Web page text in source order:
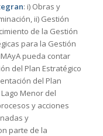
: i) Obras y
ii) Gestión
de la Gestión
para la Gestión
pueda contar
del Plan Estratégico
del Plan
Menor del
y acciones
y
parte de la